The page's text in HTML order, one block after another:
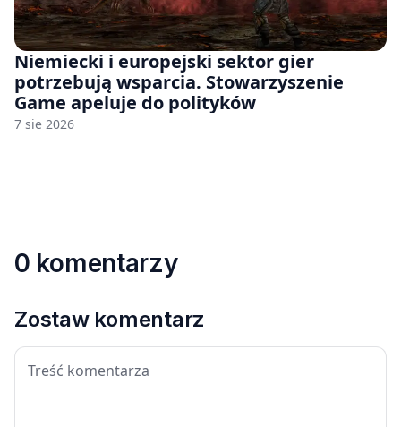
Niemiecki i europejski sektor gier
potrzebują wsparcia. Stowarzyszenie
Game apeluje do polityków
7 sie 2026
0 komentarzy
Zostaw komentarz